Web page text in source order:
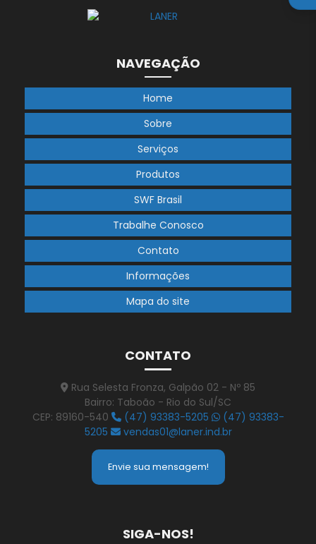
NAVEGAÇÃO
Home
Sobre
Serviços
Produtos
SWF Brasil
Trabalhe Conosco
Contato
Informações
Mapa do site
CONTATO
Rua Selesta Fronza, Galpão 02 - Nº 85
Bairro: Taboão - Rio do Sul/SC
CEP: 89160-540
(47) 93383-5205
(47) 93383-
5205
vendas01@laner.ind.br
Envie sua mensagem!
SIGA-NOS!